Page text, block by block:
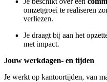
omzetgroei te realiseren
verliezen.
Je draagt bij aan het
met impact.
Jouw werkdagen- en tijden
Je werkt op kantoortijden, van